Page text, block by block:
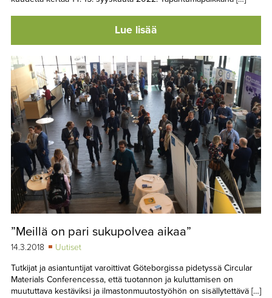
Lue lisää
”Meillä on pari sukupolvea aikaa”
14.3.2018
Uutiset
Tutkijat ja asiantuntijat varoittivat Göteborgissa pidetyssä Circular
Materials Conferencessa, että tuotannon ja kuluttamisen on
muututtava kestäviksi ja ilmastonmuutostyöhön on sisällytettävä […]